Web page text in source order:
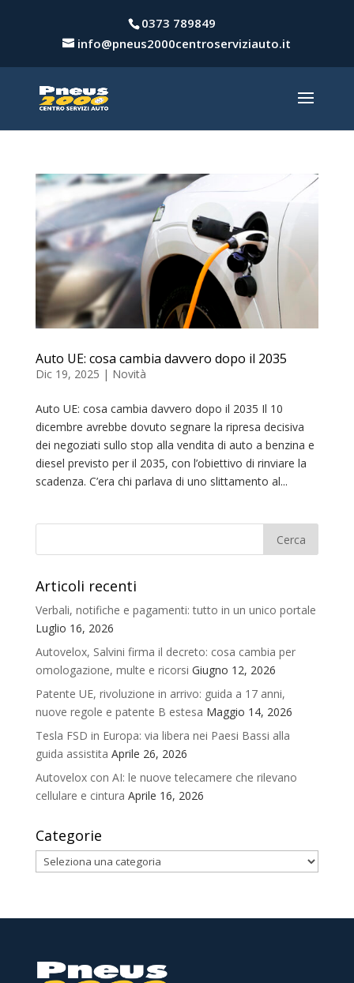
0373 789849
info@pneus2000centroserviziauto.it
Auto UE: cosa cambia davvero dopo il 2035
Dic 19, 2025 | Novità
Auto UE: cosa cambia davvero dopo il 2035 Il 10
dicembre avrebbe dovuto segnare la ripresa decisiva
dei negoziati sullo stop alla vendita di auto a benzina e
diesel previsto per il 2035, con l’obiettivo di rinviare la
scadenza. C’era chi parlava di uno slittamento al...
Articoli recenti
Verbali, notifiche e pagamenti: tutto in un unico portale
Luglio 16, 2026
Autovelox, Salvini firma il decreto: cosa cambia per
omologazione, multe e ricorsi Giugno 12, 2026
Patente UE, rivoluzione in arrivo: guida a 17 anni,
nuove regole e patente B estesa Maggio 14, 2026
Tesla FSD in Europa: via libera nei Paesi Bassi alla
guida assistita Aprile 26, 2026
Autovelox con AI: le nuove telecamere che rilevano
cellulare e cintura Aprile 16, 2026
Categorie
Categorie